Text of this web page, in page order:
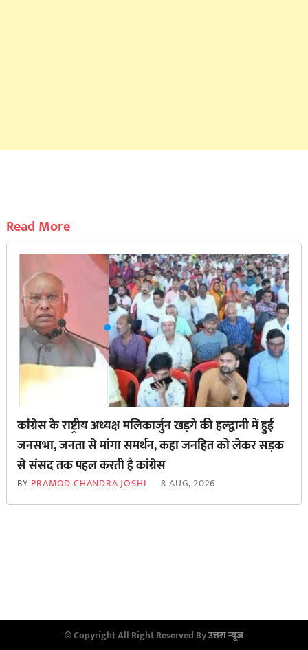
Read More
कांग्रेस के राष्ट्रीय अध्यक्ष मलिकार्जुन खड़गे की हल्द्वानी में हुई
जनसभा, जनता से मांगा समर्थन, कहा जनहित को लेकर सड़क
से ‌संसद तक पहल करती है कांग्रेस
BY PRAMOD CHANDRA JOSHI 8 AUG, 2026
© Copyright All Right Reserved Byउत्तरा न्यूज